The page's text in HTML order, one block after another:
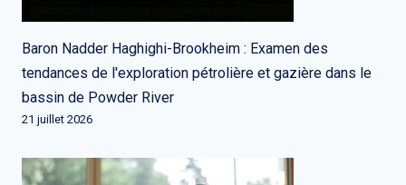
Baron Nadder Haghighi-Brookheim : Examen des
tendances de l'exploration pétrolière et gazière dans le
bassin de Powder River
21 juillet 2026